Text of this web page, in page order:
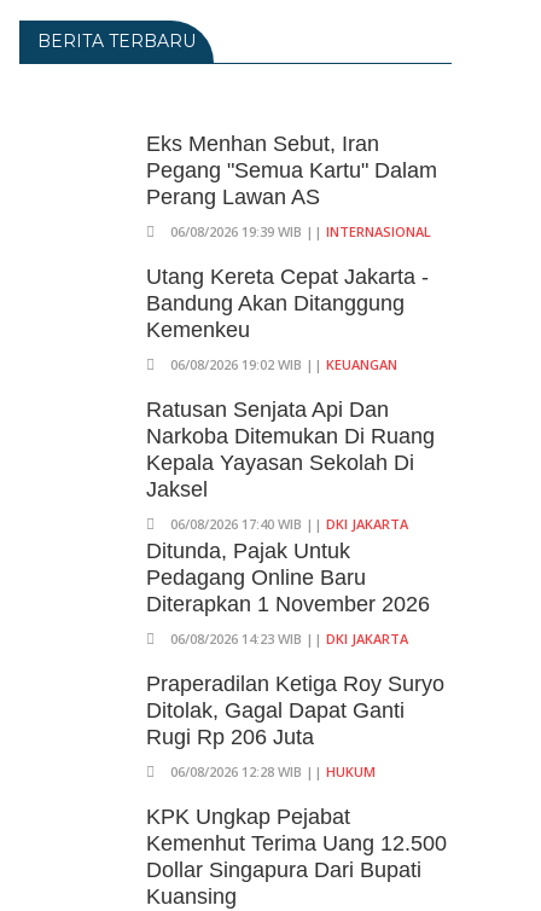
BERITA TERBARU
Eks Menhan Sebut, Iran
Pegang "Semua Kartu" Dalam
Perang Lawan AS
06/08/2026 19:39 WIB || INTERNASIONAL
Utang Kereta Cepat Jakarta -
Bandung Akan Ditanggung
Kemenkeu
06/08/2026 19:02 WIB || KEUANGAN
Ratusan Senjata Api Dan
Narkoba Ditemukan Di Ruang
Kepala Yayasan Sekolah Di
Jaksel
06/08/2026 17:40 WIB || DKI JAKARTA
Ditunda, Pajak Untuk
Pedagang Online Baru
Diterapkan 1 November 2026
06/08/2026 14:23 WIB || DKI JAKARTA
Praperadilan Ketiga Roy Suryo
Ditolak, Gagal Dapat Ganti
Rugi Rp 206 Juta
06/08/2026 12:28 WIB || HUKUM
KPK Ungkap Pejabat
Kemenhut Terima Uang 12.500
Dollar Singapura Dari Bupati
Kuansing